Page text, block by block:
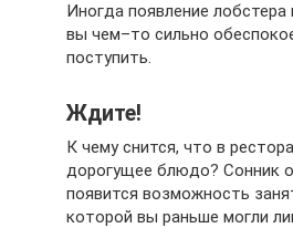
Иногда появление
вы чем–то сильно
поступить.
Ждите!
К чему снится, что в
дорогущее блюдо? Сонник
появится возможность
которой вы раньше могли